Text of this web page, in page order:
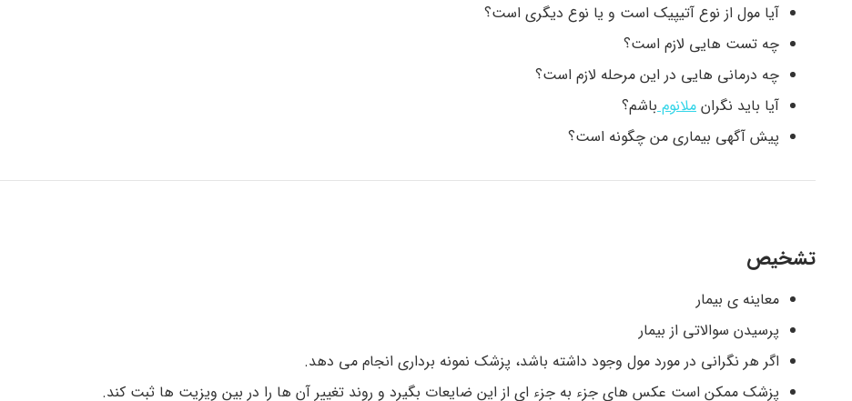
آیا مول از نوع آتیپیک است و یا نوع دیگری است؟
چه تست هایی لازم است؟
چه درمانی هایی در این مرحله لازم است؟
آیا باید نگران ملانومباشم؟
پیش آگهی بیماری من چگونه است؟
تشخیص
معاینه ی بیمار
پرسیدن سوالاتی از بیمار
اگر هر نگرانی در مورد مول وجود داشته باشد، پزشک نمونه برداری انجام می دهد.
پزشک ممکن است عکس های جزء به جزء ای از این ضایعات بگیرد و روند تغییر آن ها را در بین ویزیت ها ثبت کند.